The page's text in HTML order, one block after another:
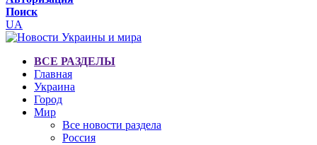
Поиск
UA
ВСЕ РАЗДЕЛЫ
Главная
Украина
Город
Мир
Все новости раздела
Россия